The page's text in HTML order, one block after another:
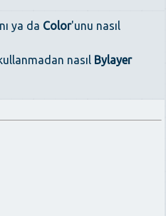
ya da Color'unu nasıl
nasıl Bylayer